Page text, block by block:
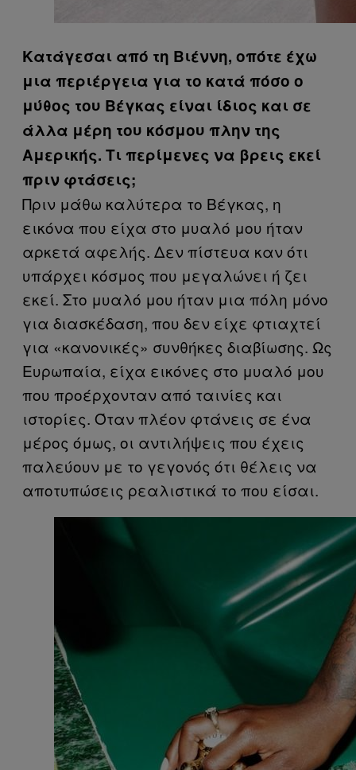
Κατάγεσαι από τη Βιέννη, οπότε έχω
μια περιέργεια για το κατά πόσο ο
μύθος του Βέγκας είναι ίδιος και σε
άλλα μέρη του κόσμου πλην της
Αμερικής. Τι περίμενες να βρεις εκεί
πριν φτάσεις;
Πριν μάθω καλύτερα το Βέγκας, η
εικόνα που είχα στο μυαλό μου ήταν
αρκετά αφελής. Δεν πίστευα καν ότι
υπάρχει κόσμος που μεγαλώνει ή ζει
εκεί. Στο μυαλό μου ήταν μια πόλη μόνο
για διασκέδαση, που δεν είχε φτιαχτεί
για «κανονικές» συνθήκες διαβίωσης. Ως
Ευρωπαία, είχα εικόνες στο μυαλό μου
που προέρχονταν από ταινίες και
ιστορίες. Όταν πλέον φτάνεις σε ένα
μέρος όμως, οι αντιλήψεις που έχεις
παλεύουν με το γεγονός ότι θέλεις να
αποτυπώσεις ρεαλιστικά το που είσαι.